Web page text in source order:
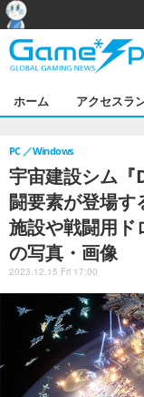
ホーム アクセスラ
宇宙建設シム
闘要素が登場す
施設や戦闘用ド
の写真・画像
PC Windows
2023.12.15 Fri 17:00